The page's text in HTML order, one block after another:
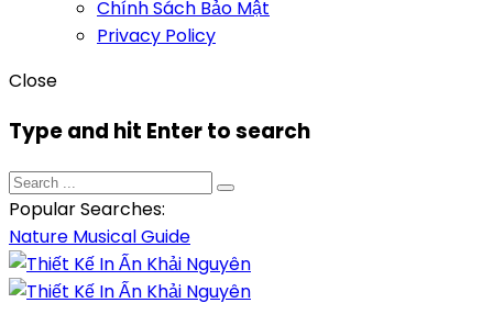
Chính Sách Bảo Mật
Privacy Policy
Close
Type and hit Enter to search
Popular Searches:
Nature MusicalGuide